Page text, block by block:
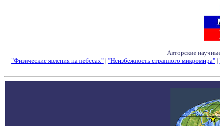
Авторские
"Физические явления на небесах" | "Неизбежность странного микромира" |